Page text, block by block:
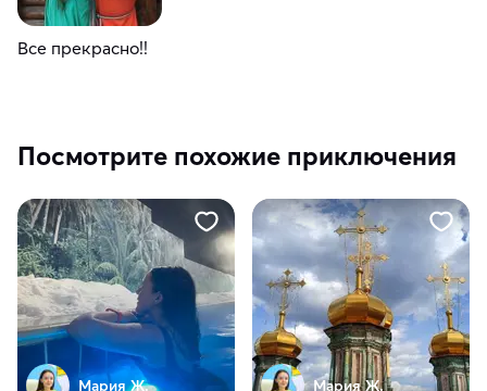
Все прекрасно!!
Посмотрите похожие приключения
Мария Ж. Мария Ж.